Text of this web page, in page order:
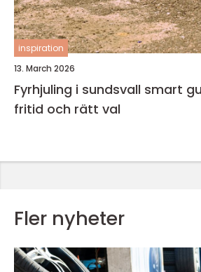
inspiration
13. March 2026
Fyrhjuling i sundsvall smart guide för arbete,
fritid och rätt val
Fler nyheter